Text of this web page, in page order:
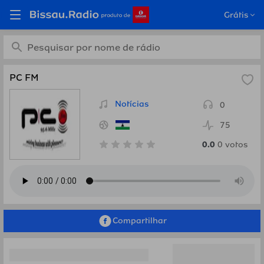
Grátis
Ouça PC FM, Lesotho em
Bissau.Radio
PC FM
Notícias
0
75
0.0 0 votos
Compartilhar